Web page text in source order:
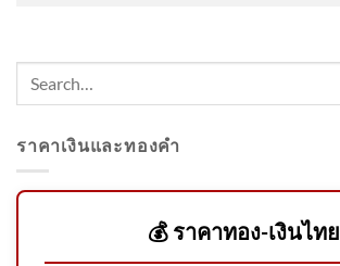
9ส.ค.69
ราคาเงินและทองคำ
💰 ราคาทอง-เงินไทย